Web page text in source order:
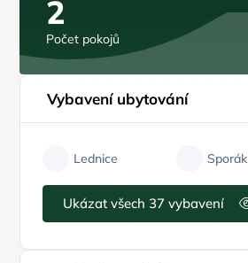
2
Počet pokojů
Vybavení ubytování
Lednice Sporák
Ukázat všech 37 vybavení